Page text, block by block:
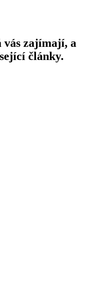
vás zajímají, a
články.